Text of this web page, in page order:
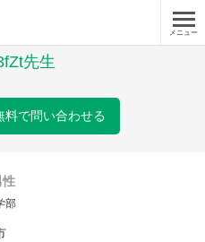
メニュー
先生
料で問い合わせる
性
部